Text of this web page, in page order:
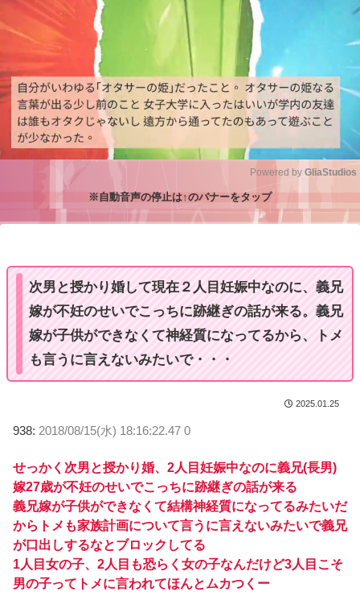
u
Powered by GliaStudios
※自動音声の停止は↑のバナーをタップ
次男と授かり婚して現在２人目妊娠中なのに、義兄
嫁が不妊のせいでこっちに跡継ぎの話が来る。義兄
嫁が子供ができなくて神経質になってるから、トメ
も言うに言えないみたいで・・・
2025.01.25
938: 2018/08/15(水) 18:16:22.47 0
せっかく次男と授かり婚、2人目妊娠中なのに義兄(長男)
嫁27歳が不妊のせいでこっちに跡継ぎの話が来る
義兄嫁が子供ができなくて結構神経質になってるみたいだ
からトメも家族計画について言うに言えないみたいで義兄
が口出しするなとブロックしてる
1人目女の子、2人目も恐らく女の子なんだけど3人目こそ
男の子ってトメに言われてほんとムカつくー